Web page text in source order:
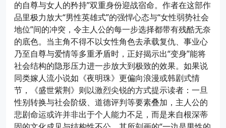
的自尊与女人的矜持”双重身份迎战宿命。作者在这部作
品里极力放大“男性英雄式”的强悍心态与“女性弱势社会
地位”间的冲突，令主人公的每一步选择都带有残酷无奈
的底色。当主角不得不以女性角色去承载复仇、事业心
乃至自尊与爱情等多重矛盾时，正好揭示出“变身”能将
社会结构的隐形压力进一步放大到极致的效果。如果说
同类嫁人流小说如《夜明珠》更偏向浪漫或韩剧式情
节，《盛世紫荆》则以激烈尖锐的方式提示读者：一旦
性别转换与社会阶级、道德评判等要素叠加，主人公的
悲剧命运或许并非出于个人能力不足，而是来自根深蒂